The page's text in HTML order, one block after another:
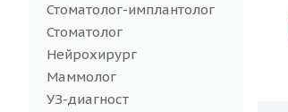
Стоматолог-имплантолог
Стоматолог
Нейрохирург
Маммолог
УЗ-диагност